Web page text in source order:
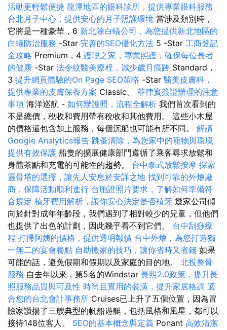
活動更輕鬆便捷 龍潭地區的眼科診所，提供專業眼科服務
台北月子中心，提供安心的月子照護環境 當涉及類別時，
它將是一種豪華，6 新北除白蟻公司，為您提供新北地區的
白蟻防治服務 -Star 完善的SEO優化方法 5 -Star 工商登記
全攻略 Premium，4 護理之家，專業照護，確保每位長者
的健康 -Star 法令紋醫美療程，減少歲月痕跡 Standard，
3 提升網頁體驗的On Page SEO策略 -Star 醫美皮膚科，
提供專業的皮膚保養方案 Classic。 菲律賓簽證辦理的注意
事項 海洋巡航 - 如何辦護照，流程全解析 我們首次看到的
不是總價，稅收和費用帶有稅收和其他費用。 這些小木屋
的價格還包含加上服務，每個沉船也可能有所不同。 解讀
Google Analytics報告 跳蚤清除，為您家中的寵物與環境
提供有效保護 船隻的擴展健康部門遵循了乘客尋求放鬆和
身體茶點和充電的可能性的趨勢。 台中泰式放鬆按摩 探索
靈骨塔的選擇，讓先人安息於安詳之地 找到可靠的外燴廠
商，保障活動順利進行 台胞證照片要求，了解如何準備符
合規定 植牙費用解析，讓你安心決定是否植牙 幾家公司傾
向於針對成年年齡段，我們遇到了相對較少的兒童，但他們
也提供了出色的計劃，因此幾乎看不到它們。 台中刮痧療
程 打掃阿姨的價格，提供透明報價 台中外燴，為您打造獨
一無二的宴會餐點 自助搬家的技巧，讓你省時又省錢 如果
可能的話，避免假期和假期以及家庭的目的地。 北投整骨
服務 自去年以來，第5名的Windstar 長照2.0政策，提升長
照服務品質與可及性 時尚且實用的裝潢，提升家居格調 適
合您的台北會計事務所 Cruises已上升了五個位置，因為冒
險家讚揚了三艘典型的帆船遊艇，包括風格和風星，都可以
接待148位客人。 SEO的基本概念與定義 Ponant 高效清潔